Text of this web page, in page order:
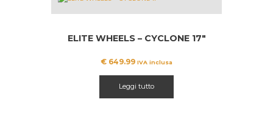
ELITE WHEELS – CYCLONE 17″
€ 649.99 IVA inclusa
Leggi tutto